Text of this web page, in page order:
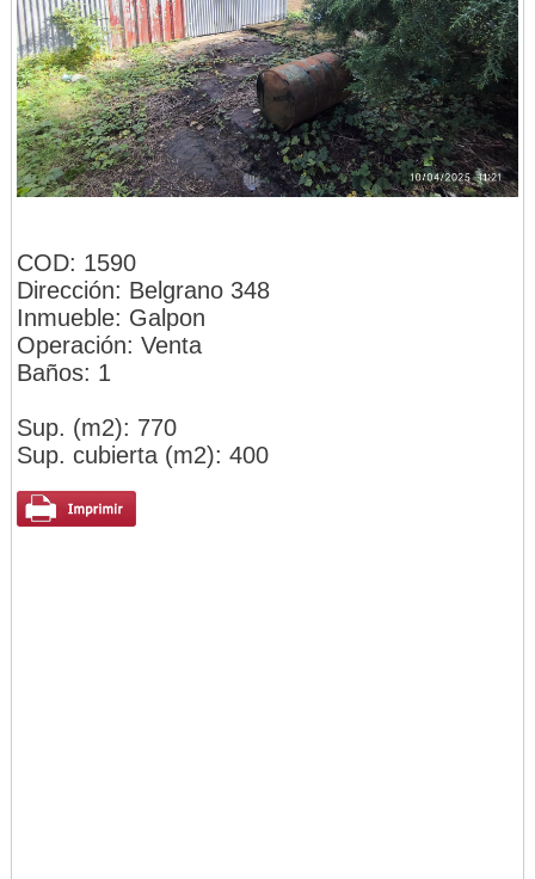
COD: 1590
Dirección: Belgrano 348
Inmueble: Galpon
Operación: Venta
Baños: 1
Sup. (m2): 770
Sup. cubierta (m2): 400